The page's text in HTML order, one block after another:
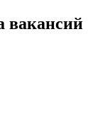
вакансий